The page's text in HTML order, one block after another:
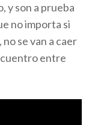
y son a prueba
no importa si
se van a caer
entre